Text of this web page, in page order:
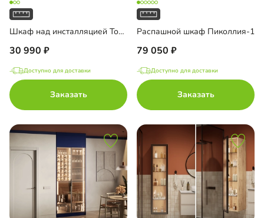
Шкаф над инсталляцией Тосса-4
30 990
Доступно для доставки
Заказать
Распашной шкаф Пиколлия-1
79 050
Доступно для доставки
Заказать